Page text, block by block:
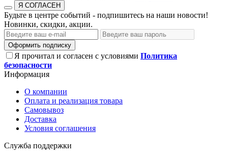
Я СОГЛАСЕН
Будьте в центре событий - подпишитесь на наши новости!
Новинки, скидки, акции.
Оформить подписку
Я прочитал и согласен с условиями Политика
безопасности
Информация
О компании
Оплата и реализация товара
Самовывоз
Доставка
Условия соглашения
Служба поддержки